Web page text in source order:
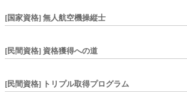
[国家資格] 無人航空機操縦士
[民間資格] 資格獲得への道
[民間資格] トリプル取得プログラム